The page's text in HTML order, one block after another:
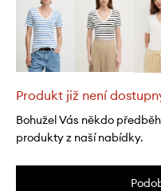
Produkt již není
Bohužel Vás někdo
produkty z naší nabídky.